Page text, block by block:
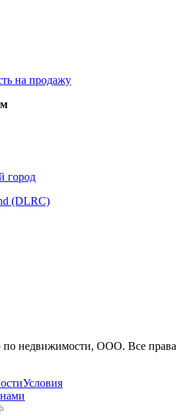
на продажу
город
(DLRC)
по недвижимости, ООО. Все права
Условия